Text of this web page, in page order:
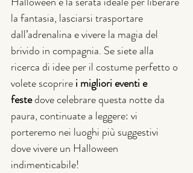
la fantasia, lasciarsi trasportare
dall’adrenalina e vivere la magia del
brivido in compagnia. Se siete alla
ricerca di idee per il costume perfetto o
volete scoprire i migliori eventi e
feste dove celebrare questa notte da
paura, continuate a leggere: vi
porteremo nei luoghi più suggestivi
dove vivere un Halloween
indimenticabile!